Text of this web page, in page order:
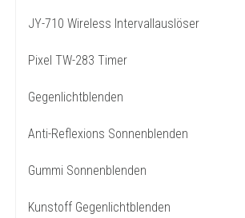
JY-710 Wireless Intervallauslöser
Pixel TW-283 Timer
Gegenlichtblenden
Anti-Reflexions Sonnenblenden
Gummi Sonnenblenden
Kunstoff Gegenlichtblenden